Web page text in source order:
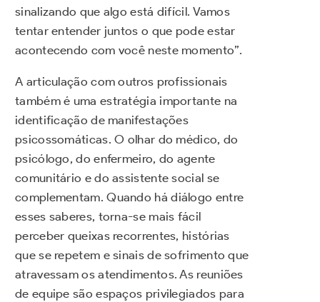
sinalizando que algo está difícil. Vamos
tentar entender juntos o que pode estar
acontecendo com você neste momento”.
A articulação com outros profissionais
também é uma estratégia importante na
identificação de manifestações
psicossomáticas. O olhar do médico, do
psicólogo, do enfermeiro, do agente
comunitário e do assistente social se
complementam. Quando há diálogo entre
esses saberes, torna-se mais fácil
perceber queixas recorrentes, histórias
que se repetem e sinais de sofrimento que
atravessam os atendimentos. As reuniões
de equipe são espaços privilegiados para